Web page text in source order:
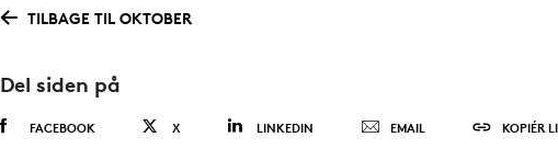
TILBAGE TIL OKTOBER
Del siden på
FACEBOOK X LINKEDIN EMAIL KOPIÉR